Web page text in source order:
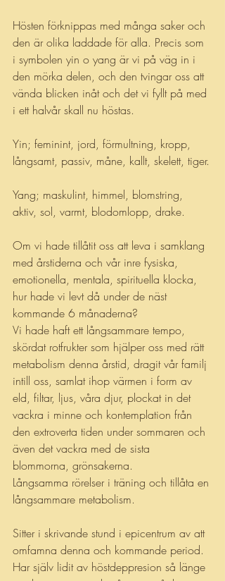
Hösten förknippas med många saker och
den är olika laddade för alla. Precis som
i symbolen yin o yang är vi på väg in i
den mörka delen, och den tvingar oss att
vända blicken inåt och det vi fyllt på med
i ett halvår skall nu höstas.
Yin; feminint, jord, förmultning, kropp,
långsamt, passiv, måne, kallt, skelett, tiger.
Yang; maskulint, himmel, blomstring,
aktiv, sol, varmt, blodomlopp, drake.
Om vi hade tillåtit oss att leva i samklang
med årstiderna och vår inre fysiska,
emotionella, mentala, spirituella klocka,
hur hade vi levt då under de näst
kommande 6 månaderna?
Vi hade haft ett långsammare tempo,
skördat rotfrukter som hjälper oss med rätt
metabolism denna årstid, dragit vår familj
intill oss, samlat ihop värmen i form av
eld, filtar, ljus, våra djur, plockat in det
vackra i minne och kontemplation från
den extroverta tiden under sommaren och
även det vackra med de sista
blommorna, grönsakerna.
Långsamma rörelser i träning och tillåta en
långsammare metabolism.
Sitter i skrivande stund i epicentrum av att
omfamna denna och kommande period.
Har själv lidit av höstdeppresion så länge